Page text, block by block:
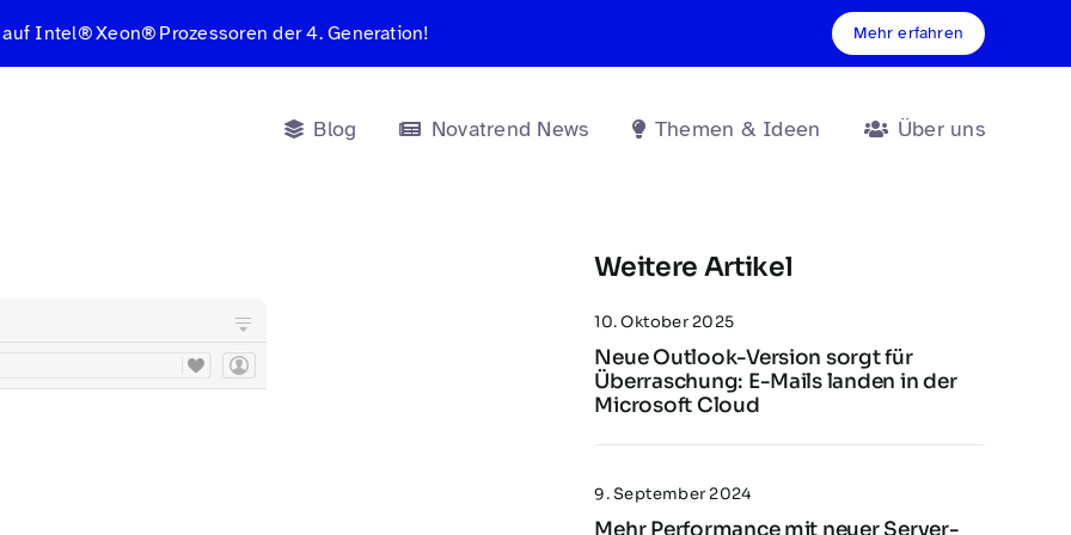
Intel® Xeon® Prozessoren der 4. Generation! Mehr erfahren
Blog Novatrend News Themen & Ideen Über uns
Weitere Artikel
10. Oktober 2025
Neue Outlook-Version sorgt für
Überraschung: E-Mails landen in der
Microsoft Cloud
9. September 2024
Mehr Performance mit neuer Server-